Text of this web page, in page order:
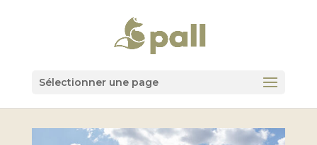
Sélectionner une page